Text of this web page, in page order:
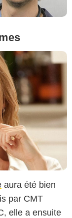
aura été bien
par CMT
elle a ensuite